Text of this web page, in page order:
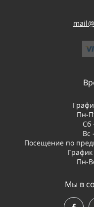
Пн-
Сб
Вс
Посещение по
Пн-
Мы в